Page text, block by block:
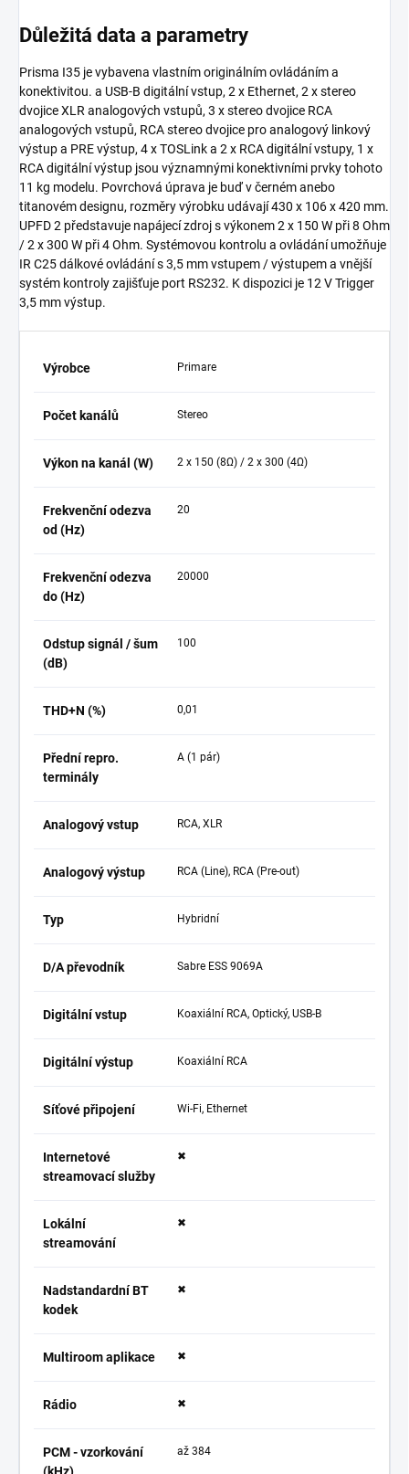
Důležitá data a parametry
Prisma I35 je vybavena vlastním originálním ovládáním a
konektivitou. a USB-B digitální vstup, 2 x Ethernet, 2 x stereo
dvojice XLR analogových vstupů, 3 x stereo dvojice RCA
analogových vstupů, RCA stereo dvojice pro analogový linkový
výstup a PRE výstup, 4 x TOSLink a 2 x RCA digitální vstupy, 1 x
RCA digitální výstup jsou významnými konektivními prvky tohoto
11 kg modelu. Povrchová úprava je buď v černém anebo
titanovém designu, rozměry výrobku udávají 430 x 106 x 420 mm.
UPFD 2 představuje napájecí zdroj s výkonem 2 x 150 W při 8 Ohm
/ 2 x 300 W při 4 Ohm. Systémovou kontrolu a ovládání umožňuje
IR C25 dálkové ovládání s 3,5 mm vstupem / výstupem a vnější
systém kontroly zajišťuje port RS232. K dispozici je 12 V Trigger
3,5 mm výstup.
Výrobce Primare
Počet kanálů Stereo
Výkon na kanál (W) 2 x 150 (8Ω) / 2 x 300 (4Ω)
Frekvenční odezva
od (Hz)
20
Frekvenční odezva
do (Hz)
20000
Odstup signál / šum
(dB)
100
THD+N (%) 0,01
Přední repro.
terminály
A (1 pár)
Analogový vstup RCA, XLR
Analogový výstup RCA (Line), RCA (Pre-out)
Typ Hybridní
D/A převodník Sabre ESS 9069A
Digitální vstup Koaxiální RCA, Optický, USB-B
Digitální výstup Koaxiální RCA
Síťové připojení Wi-Fi, Ethernet
Internetové
streamovací služby
✖
Lokální
streamování
✖
Nadstandardní BT
kodek
✖
Multiroom aplikace ✖
Rádio ✖
PCM - vzorkování
až 384